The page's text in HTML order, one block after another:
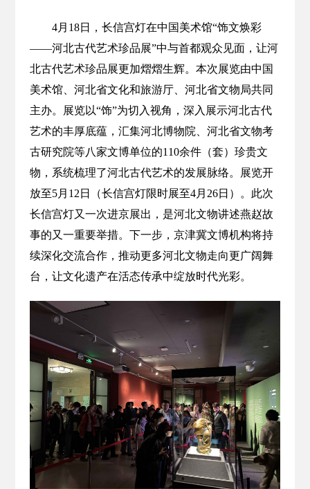
4月18日，长信宫灯在中国美术馆“饰文焕彩
——河北古代艺术珍品展”中与首都观众见面，让河
北古代艺术珍品展更加熠熠生辉。本次展览由中国
美术馆、河北省文化和旅游厅、河北省文物局共同
主办。展览以“饰”为切入视角，深入展示河北古代
艺术的丰厚底蕴，汇集河北博物院、河北省文物考
古研究院等八家文博单位的110余件（套）珍贵文
物，系统梳理了河北古代艺术的发展脉络。展览开
放至5月12日（长信宫灯限时展至4月26日）。此次
长信宫灯又一次进京展出，是河北文物讲述燕赵故
事的又一重要举措。下一步，京津冀文博机构将持
续深化交流合作，推动更多河北文物走向更广阔舞
台，让文化遗产在活态传承中绽放时代光彩。